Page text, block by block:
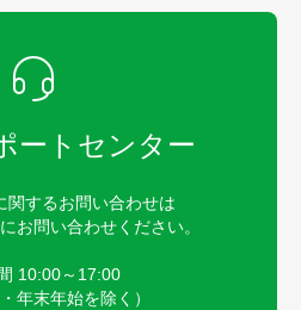
ートセンター
関するお問い合わせは
お問い合わせください。
10:00～17:00
年末年始を除く）